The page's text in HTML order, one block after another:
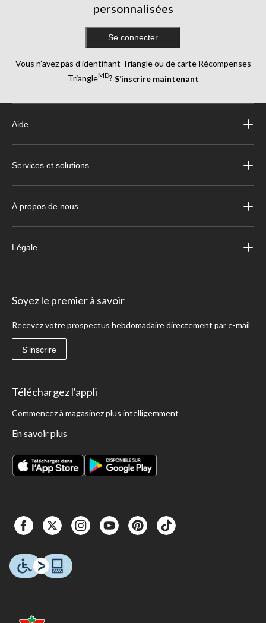
personnalisées
Se connecter
Vous n’avez pas d’identifiant Triangle ou de carte Récompenses
TriangleMD? S’inscrire maintenant
Aide
Services et solutions
À propos de nous
Légale
Soyez le premier à savoir
Recevez votre prospectus hebdomadaire directement par e-mail
S'inscrire
Téléchargez l'appli
Commencez à magasinez plus intelligemment
En savoir plus